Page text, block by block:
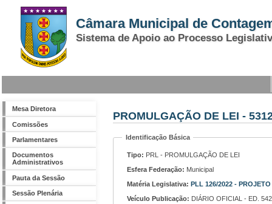
Câmara Municipal de
Sistema de Apoio ao Processo
Mesa Diretora
Comissões
Parlamentares
Documentos
Administrativos
Pauta da Sessão
Sessão Plenária
PROMULGAÇÃO DE LEI -
Identificação Básica
Tipo: PRL - PROMULGAÇÃO DE LEI
Esfera Federação: Municipal
Matéria Legislativa:
PLL 126/2022 -
Veículo Publicação: DIÁRIO OFICIAL - ED.